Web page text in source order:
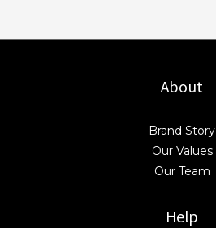
About
Brand Story
Our Values
Our Team
Help